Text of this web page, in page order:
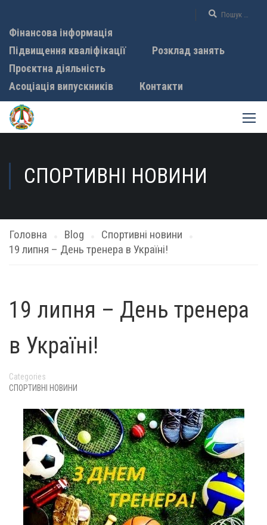
Фінансова інформація
Підвищення кваліфікації
Розклад занять
Проєктна діяльність
Асоціація випускників
Контакти
СПОРТИВНІ НОВИНИ
Головна Blog
Спортивні новини
19 липня – День тренера в Україні!
19 липня – День тренера
в Україні!
Categories
СПОРТИВНІ НОВИНИ